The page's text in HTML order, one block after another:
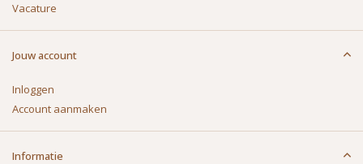
Vacature
Jouw account
Inloggen
Account aanmaken
Informatie